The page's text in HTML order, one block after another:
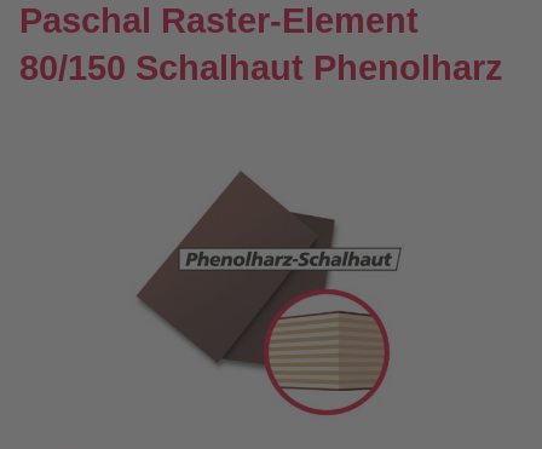
Paschal Raster-Element
80/150 Schalhaut Phenolharz
Bildergalerie überspringen